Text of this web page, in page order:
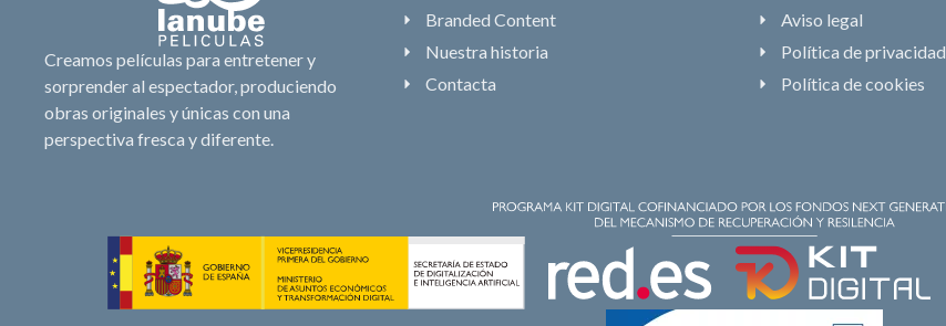
Creamos películas para entretener y
sorprender al espectador, produciendo
obras originales y únicas con una
perspectiva fresca y diferente.
Branded Content
Nuestra historia
Contacta
Aviso legal
Política de privacidad
Política de cookies